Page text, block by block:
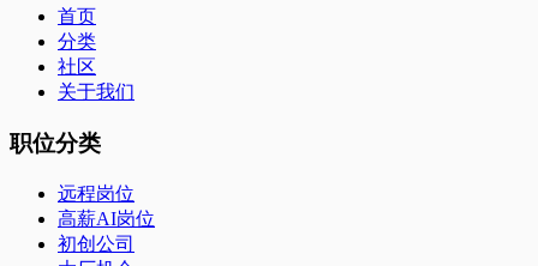
首页
分类
社区
关于我们
职位分类
远程岗位
高薪AI岗位
初创公司